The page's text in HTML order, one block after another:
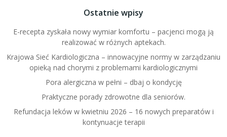
Ostatnie wpisy
E-recepta zyskała nowy wymiar komfortu – pacjenci mogą ją
realizować w różnych aptekach.
Krajowa Sieć Kardiologiczna – innowacyjne normy w zarządzaniu
opieką nad chorymi z problemami kardiologicznymi
Pora alergiczna w pełni – dbaj o kondycję
Praktyczne porady zdrowotne dla seniorów.
Refundacja leków w kwietniu 2026 – 16 nowych preparatów i
kontynuacje terapii